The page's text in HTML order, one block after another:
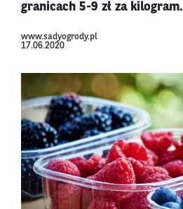
granicach 5-9 zł za kilogram.
www.sadyogrody.pl
17.06.2020